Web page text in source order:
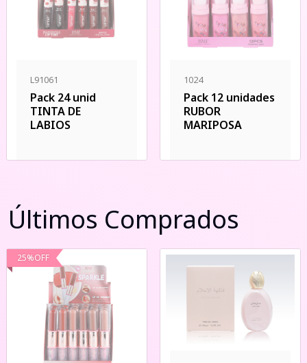
L91061
Pack 24 unid
TINTA DE
LABIOS
1024
Pack 12 unidades
RUBOR
MARIPOSA
Últimos Comprados
25%OFF